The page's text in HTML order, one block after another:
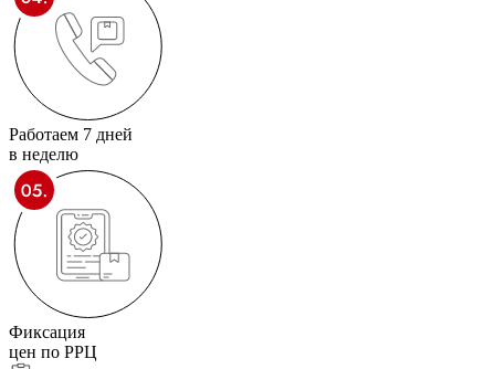
Работаем 7 дней
в неделю
Фиксация
цен по РРЦ